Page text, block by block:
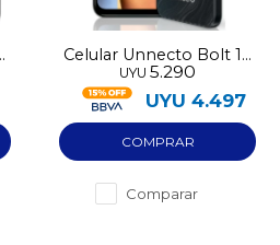
Celular Unnecto Bolt 10
128GB NFC 4GB RAM
UYU 5.290
UYU 4.497
Comparar